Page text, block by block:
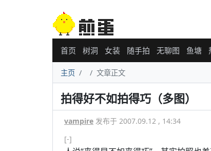
首页 树洞 女装 随手拍 无聊图 鱼塘
主页 文章正文
拍得好不如拍得巧（多图）
vampire 发布于 2007.09.12 , 14:34
[-]